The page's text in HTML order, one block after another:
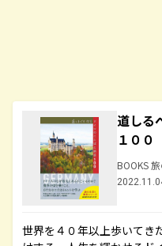
道しる
１００
BOOKS
世界を４０年以上歩いてき